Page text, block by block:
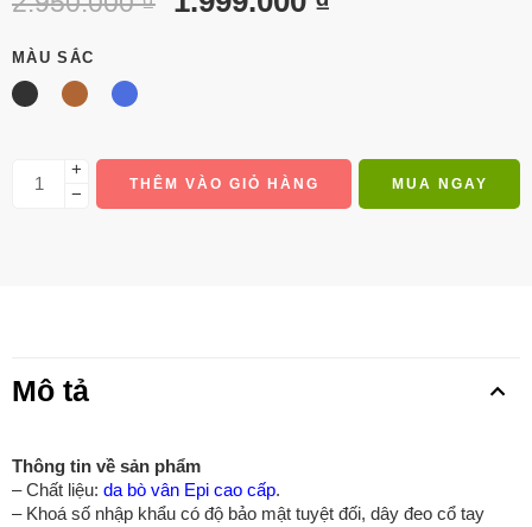
MÀU SẮC
+
−
THÊM VÀO GIỎ HÀNG MUA NGAY
Mô tả
Thông tin về sản phẩm
– Chất liệu: da bò vân Epi cao cấp.
– Khoá số nhập khẩu có độ bảo mật tuyệt đối, dây đeo cổ tay